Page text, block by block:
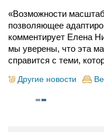
«Возможности
позволяющее
комментирует Елена
мы уверены, что эта
справится с теми,
Другие новости